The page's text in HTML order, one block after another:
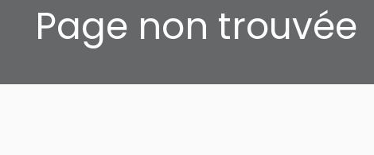
Page non trouvée